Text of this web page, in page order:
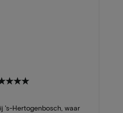
's-Hertogenbosch, waar